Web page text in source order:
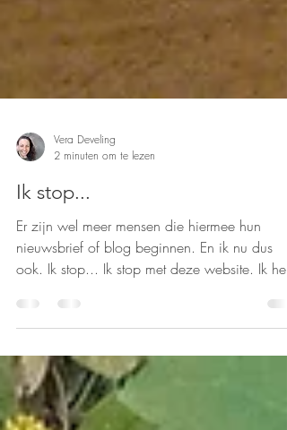
Vera Develing
2 minuten om te lezen
Ik stop...
nieuwsbrief of blog beginnen. En ik nu dus
ook. Ik stop... Ik stop met deze website. Ik heb
het pakket opgezegd (dat gaat in de zomer
2026 in) en ook de domeinnaam (die nog
betaald is tot in 2028). Ik stop met mezelf op
deze manier in de wereld zetten. Ik stop met